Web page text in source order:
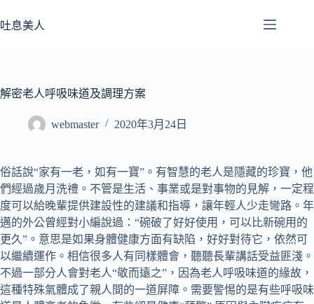
至
容
吐息美人
解密老人呼吸味道及調理方案
webmaster 2020年3月24日
俗話說“家有一老，如有一寶”。有智慧的老人是隱藏的珍寶，他
們經過歲月洗禮。不管是生活、事業或是對事物的見解，一定程
度可以給晚輩提供建設性的建議和指導，讓年輕人少走彎路。年
邁的外公曾經對小編說過：“碗破了好好使用，可以比新碗用的
更久”。意思是如果身體健康方面有缺陷，好好對待它，依然可
以繼續運作。相信很多人有同樣體會，聽聽長輩講話受益匪淺。
不過一部分人會對老人“敬而遠之”，因為老人呼吸味道的緣故，
這種特殊氣體成了親人間的一道屏障。需要警惕的是有些呼吸味